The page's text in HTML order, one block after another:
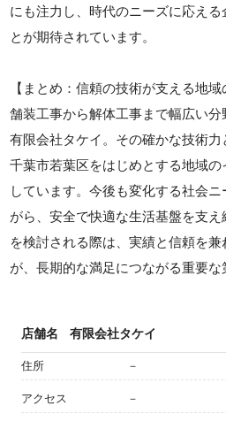
にも注力し、時代のニーズに応える
とが期待されています。
【まとめ：信頼の技術が支える地域
舗装工事から解体工事まで幅広い
有限会社タケイ。その確かな技術力
千葉市若葉区をはじめとする地域
しています。今後も変化する社会
がら、安全で快適な生活基盤を支
を検討される際は、実績と信頼を
が、長期的な満足につながる重要な
店舗名 有限会社タケイ
住所 －
アクセス －